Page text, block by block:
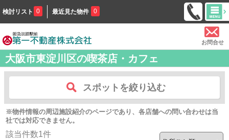
検討リスト 0 最近見た物件 0
お問合せ
大阪市東淀川区の喫茶店・カフェ
スポットを絞り込む
※物件情報の周辺施設紹介のページであり、各店舗への問い合わせは当
社では対応できません。
該当件数1件